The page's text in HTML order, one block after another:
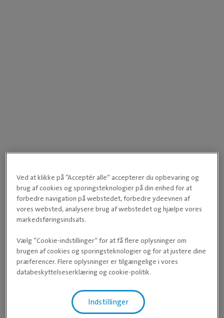
Ved at klikke på “Acceptér alle” accepterer du opbevaring og
brug af cookies og sporingsteknologier på din enhed for at
forbedre navigation på webstedet, forbedre ydeevnen af
vores websted, analysere brug af webstedet og hjælpe vores
markedsføringsindsats.
Vælg “Cookie-indstillinger” for at få flere oplysninger om
brugen af cookies og sporingsteknologier og for at justere dine
præferencer. Flere oplysninger er tilgængelige i vores
databeskyttelseserklæring og cookie-politik.
Indstillinger